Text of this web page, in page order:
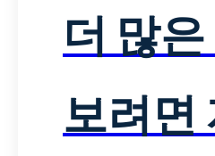
더 많
보려면